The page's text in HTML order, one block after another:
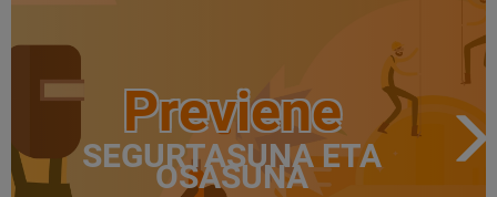
Previene
SEGURTASUNA ETA
OSASUNA